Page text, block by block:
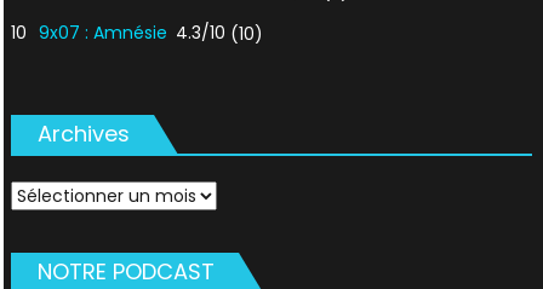
10 9x07 : Amnésie 4.3/10 (10)
Archives
Archives
NOTRE PODCAST